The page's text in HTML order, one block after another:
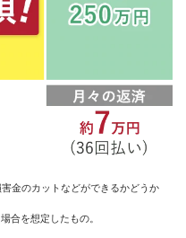
金のカットなどができるかどうか
合を想定したもの。